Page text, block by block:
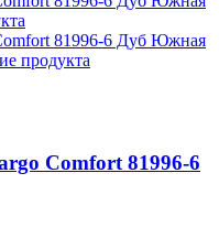
Comfort 81996-6